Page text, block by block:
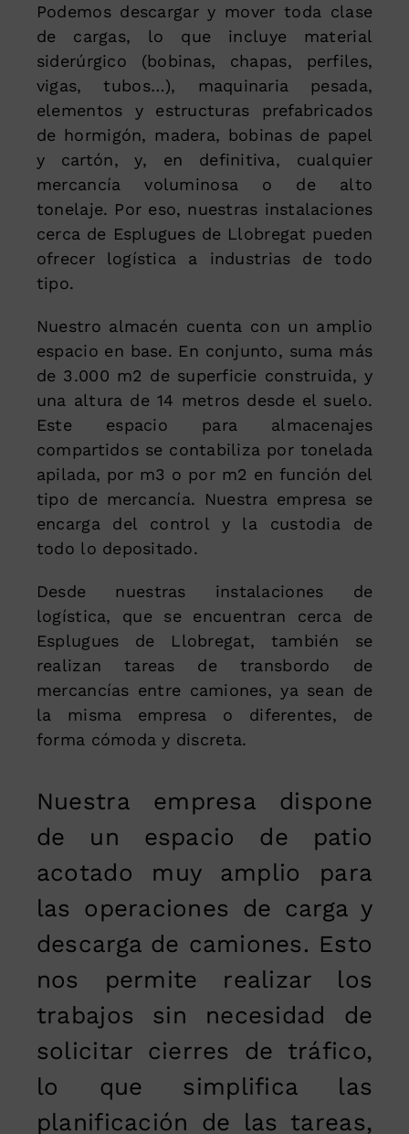
Podemos descargar y mover toda clase
de cargas, lo que incluye material
siderúrgico (bobinas, chapas, perfiles,
vigas, tubos…), maquinaria pesada,
elementos y estructuras prefabricados
de hormigón, madera, bobinas de papel
y cartón, y, en definitiva, cualquier
mercancía voluminosa o de alto
tonelaje. Por eso, nuestras instalaciones
cerca de Esplugues de Llobregat pueden
ofrecer logística a industrias de todo
tipo.
Nuestro almacén cuenta con un amplio
espacio en base. En conjunto, suma más
de 3.000 m2 de superficie construida, y
una altura de 14 metros desde el suelo.
Este espacio para almacenajes
compartidos se contabiliza por tonelada
apilada, por m3 o por m2 en función del
tipo de mercancía. Nuestra empresa se
encarga del control y la custodia de
todo lo depositado.
Desde nuestras instalaciones de
logística, que se encuentran cerca de
Esplugues de Llobregat, también se
realizan tareas de transbordo de
mercancías entre camiones, ya sean de
la misma empresa o diferentes, de
forma cómoda y discreta.
Nuestra empresa dispone
de un espacio de patio
acotado muy amplio para
las operaciones de carga y
descarga de camiones. Esto
nos permite realizar los
trabajos sin necesidad de
solicitar cierres de tráfico,
lo que simplifica las
planificación de las tareas,